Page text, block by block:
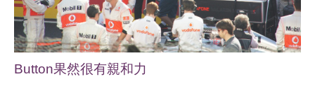
Button果然很有親和力